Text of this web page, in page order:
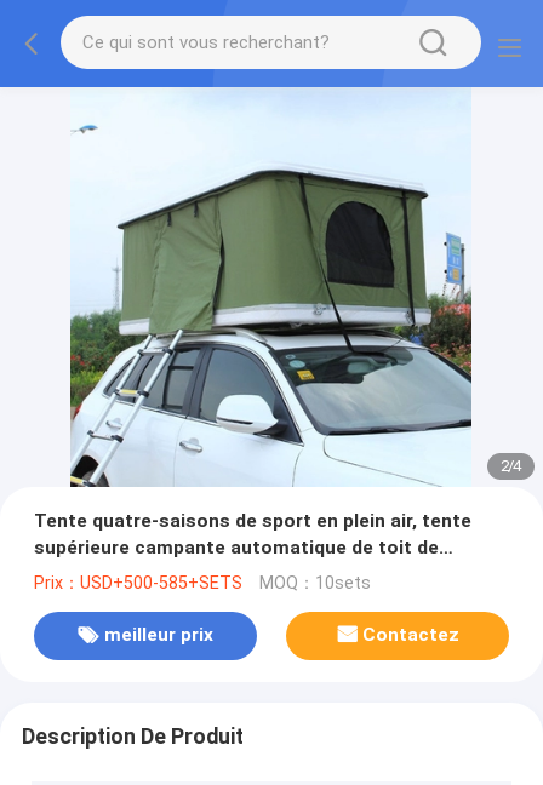
2/4
Tente quatre-saisons de sport en plein air, tente
supérieure campante automatique de toit de
remorque
Prix：USD+500-585+SETS MOQ：10sets
meilleur prix Contactez
Description De Produit